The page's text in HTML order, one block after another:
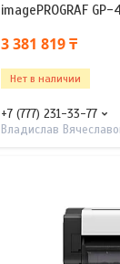
imagePROGRAF
3 381 819 ₸
Нет в наличии
+7 (777) 231-33-77
Владислав